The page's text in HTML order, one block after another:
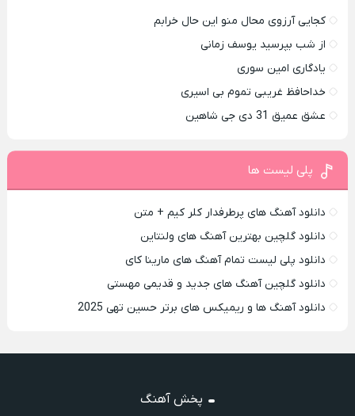
کجایی آرزوی محال منو این حال خرابم
از شب بپرسید یوسف زمانی
یادگاری امین سوری
خداحافظ غریبی تموم بی اسیری
عشق عمیق 31 دی جی شاهین
پلی لیست ها
دانلود آهنگ های پرطرفدار کلر کیم + متن
دانلود گلچین بهترین آهنگ های ولنتاین
دانلود پلی لیست تمام آهنگ های مارینا کای
دانلود گلچین آهنگ های جدید و قدیمی مهستی
دانلود آهنگ ها و ریمیکس های برتر حسین تهی 2025
پخش آهنگ